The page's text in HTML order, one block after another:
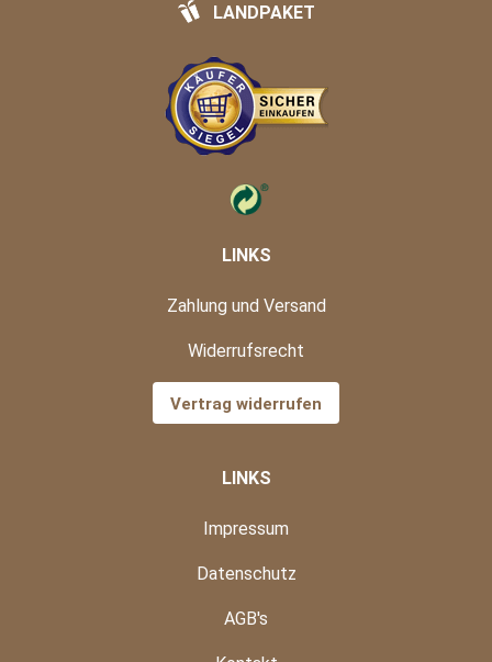
LANDPAKET
LINKS
Zahlung und Versand
Widerrufsrecht
Vertrag widerrufen
LINKS
Impressum
Datenschutz
AGB's